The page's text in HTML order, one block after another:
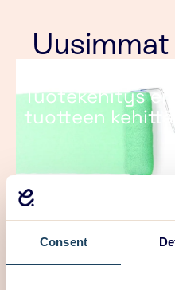
Consent
Tuotekehitys ei
tuotteen